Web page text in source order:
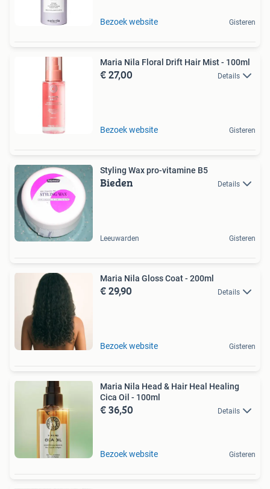
Bezoek website Gisteren
Maria Nila Floral Drift Hair Mist - 100ml
€ 27,00 Details
Bezoek website Gisteren
Styling Wax pro-vitamine B5
Bieden Details
Leeuwarden Gisteren
Maria Nila Gloss Coat - 200ml
€ 29,90 Details
Bezoek website Gisteren
Maria Nila Head & Hair Heal Healing
Cica Oil - 100ml
€ 36,50 Details
Bezoek website Gisteren